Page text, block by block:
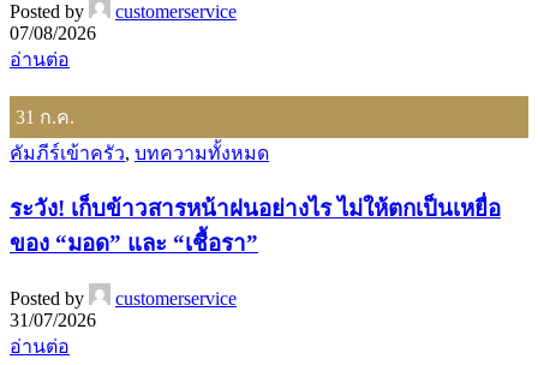
Posted by
customerservice
07/08/2026
อ่านต่อ
31 ก.ค.
คัมภีร์เข้าครัว, บทความทั้งหมด
ระวัง! เก็บข้าวสารหน้าฝนอย่างไร ไม่ให้ตกเป็นเหยื่อ
ของ “มอด” และ “เชื้อรา”
Posted by
customerservice
31/07/2026
อ่านต่อ